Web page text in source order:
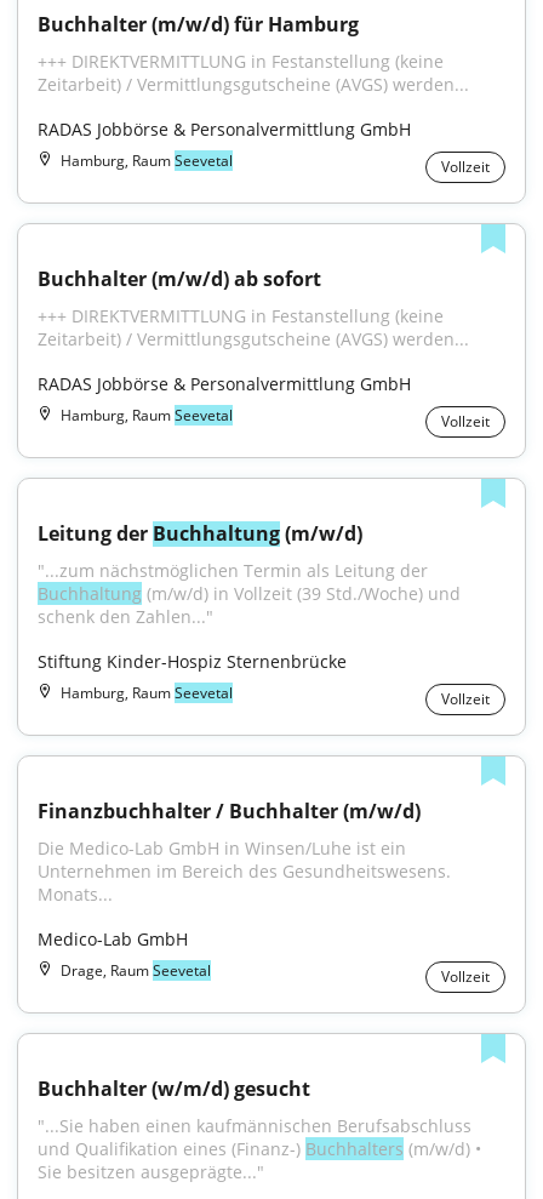
Buchhalter (m/w/d) für Hamburg
+++ DIREKTVERMITTLUNG in Festanstellung (keine
Zeitarbeit) / Vermittlungsgutscheine (AVGS) werden...
RADAS Jobbörse & Personalvermittlung GmbH
Hamburg, RaumSeevetal Vollzeit
Buchhalter (m/w/d) ab sofort
+++ DIREKTVERMITTLUNG in Festanstellung (keine
Zeitarbeit) / Vermittlungsgutscheine (AVGS) werden...
RADAS Jobbörse & Personalvermittlung GmbH
Hamburg, RaumSeevetal Vollzeit
Leitung der Buchhaltung (m/w/d)
Buchhaltung (m/w/d) in Vollzeit (39 Std./Woche) und
schenk den Zahlen..."
Stiftung Kinder-Hospiz Sternenbrücke
Hamburg, RaumSeevetal Vollzeit
Finanzbuchhalter / Buchhalter (m/w/d)
Die Medico-Lab GmbH in Winsen/Luhe ist ein
Unternehmen im Bereich des Gesundheitswesens.
Monats...
Medico-Lab GmbH
Drage, RaumSeevetal Vollzeit
Buchhalter (w/m/d) gesucht
"...Sie haben einen kaufmännischen Berufsabschluss
und Qualifikation eines (Finanz-) Buchhalters (m/w/d) •
Sie besitzen ausgeprägte..."